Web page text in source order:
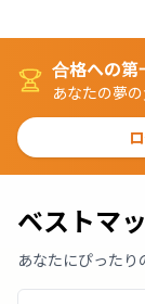
合格への第
あなたの夢
ベストマ
あなたにぴった